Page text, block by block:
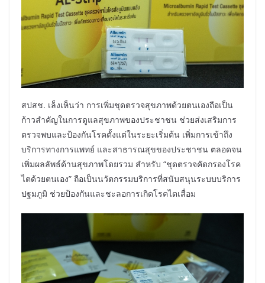
สปสช. เล็งเห็นว่า การเพิ่มชุดตรวจสุขภาพด้วยตนเองถือเป็น
ก้าวสำคัญในการดูแลสุขภาพของประชาชน ช่วยส่งเสริมการ
ตรวจพบและป้องกันโรคตั้งแต่ในระยะเริ่มต้น เพิ่มการเข้าถึง
บริการทางการแพทย์ และสาธารณสุขของประชาชน ตลอดจน
เพิ่มผลลัพธ์ด้านสุขภาพโดยรวม สำหรับ “ชุดตรวจคัดกรองโรค
ไตด้วยตนเอง” ถือเป็นนวัตกรรมบริการที่สนับสนุนระบบบริการ
ปฐมภูมิ ช่วยป้องกันและชะลอการเกิดโรคไตเสื่อม